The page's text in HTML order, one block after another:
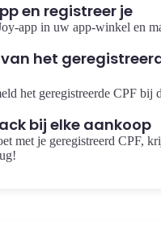
en registreer je
app in uw app-winkel en
het
het geregistreerde CPF bij
bij elke aankoop
met je geregistreerd CPF,